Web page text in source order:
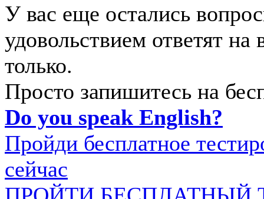
У вас еще остались
удовольствием ответят
только.
Просто запишитесь на
Do you speak English?
Пройди бесплатное
сейчас